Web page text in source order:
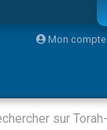
Mon compte
Livres